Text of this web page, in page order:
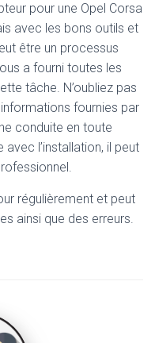
pour une Opel Corsa
avec les bons outils et
être un processus
a fourni toutes les
tâche. N’oubliez pas
fournies par
conduite en toute
avec l’installation, il peut
régulièrement et peut
ainsi que des erreurs.